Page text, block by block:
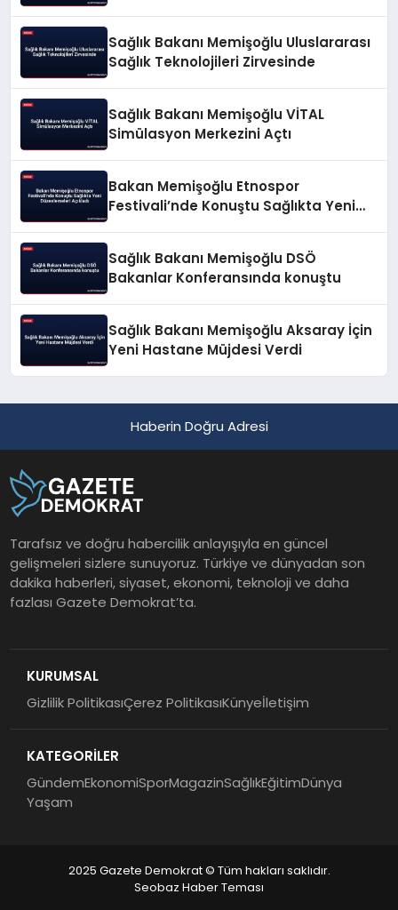
Sağlık Bakanı Memişoğlu Uluslararası
Sağlık Teknolojileri Zirvesinde
Sağlık Bakanı Memişoğlu VİTAL
Simülasyon Merkezini Açtı
Bakan Memişoğlu Etnospor
Festivali’nde Konuştu Sağlıkta Yeni
Sağlık Bakanı Memişoğlu DSÖ
Bakanlar Konferansında konuştu
Sağlık Bakanı Memişoğlu Aksaray İçin
Yeni Hastane Müjdesi Verdi
Haberin Doğru Adresi
Tarafsız ve doğru habercilik anlayışıyla en güncel
gelişmeleri sizlere sunuyoruz. Türkiye ve dünyadan son
dakika haberleri, siyaset, ekonomi, teknoloji ve daha
fazlası Gazete Demokrat’ta.
KURUMSAL
Gizlilik PolitikasıÇerez PolitikasıKünyeİletişim
KATEGORİLER
GündemEkonomiSporMagazinSağlıkEğitimDünya
Yaşam
2025 Gazete Demokrat © Tüm hakları saklıdır.
Seobaz Haber Teması